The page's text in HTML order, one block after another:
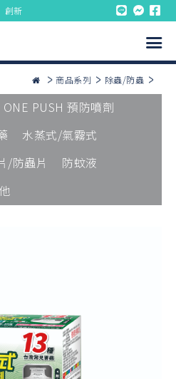
新
商品系列 除蟲/防蟲
ONE PUSH 預防噴劑
水蒸式/氣霧式
/防蟲片
防蚊液